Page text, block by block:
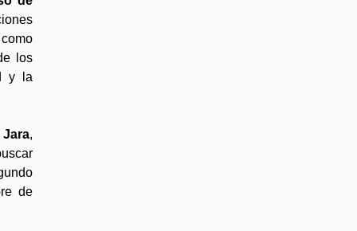
los
y la
,
de